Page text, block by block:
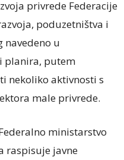
privrede Federacije
poduzetništva i
navedeno u
planira, putem
nekoliko aktivnosti s
male privrede.
ministarstvo
raspisuje javne